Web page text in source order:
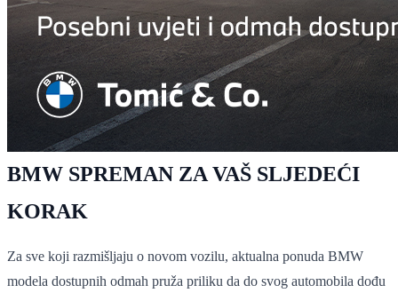
BMW SPREMAN ZA VAŠ SLJEDEĆI
KORAK
Za sve koji razmišljaju o novom vozilu, aktualna ponuda BMW
modela dostupnih odmah pruža priliku da do svog automobila dođu